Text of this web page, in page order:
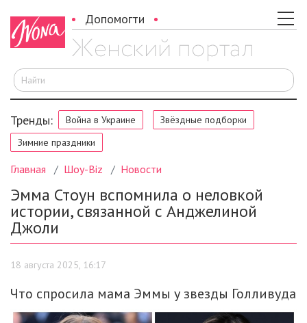
Допомогти
Тренды: Война в Украине
Звёздные подборки
Зимние праздники
Главная Шоу-Biz Новости
Эмма Стоун вспомнила о неловкой
истории, связанной с Анджелиной
Джоли
18 августа 2025, 16:17
Что спросила мама Эммы у звезды Голливуда